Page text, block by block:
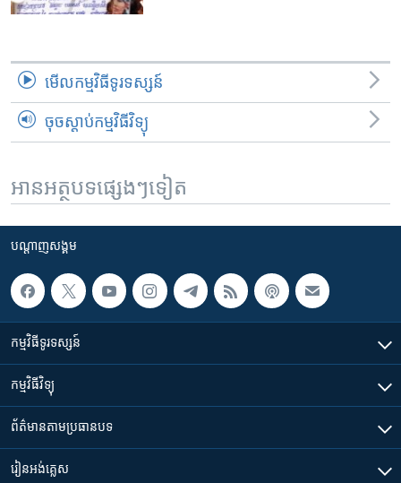
មើល​កម្មវិធី​ទូរទស្សន៍
ចុចស្តាប់កម្មវិធីវិទ្យុ
អានអត្ថបទផ្សេងៗទៀត
បណ្តាញ​សង្គម
កម្មវិធី​ទូរទស្សន៍
កម្មវិធី​វិទ្យុ
ព័ត៌មាន​តាមប្រធានបទ​
រៀន​​អង់គ្លេស